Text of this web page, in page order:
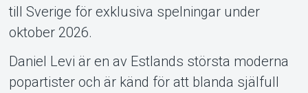
till Sverige för exklusiva spelningar under
oktober 2026.
Daniel Levi är en av Estlands största moderna
popartister och är känd för att blanda själfull